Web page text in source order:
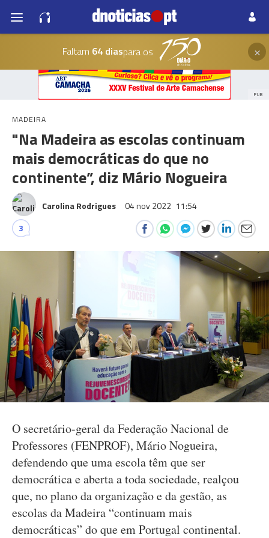
Faltam 64 diaspara os ×
PUB
MADEIRA
"Na Madeira as escolas continuam
mais democráticas do que no
continente”, diz Mário Nogueira
Carolina Rodrigues 04 nov 2022 11:54
3
O secretário-geral da Federação Nacional de
Professores (FENPROF), Mário Nogueira,
defendendo que uma escola têm que ser
democrática e aberta a toda sociedade, realçou
que, no plano da organização e da gestão, as
escolas da Madeira “continuam mais
democráticas” do que em Portugal continental.